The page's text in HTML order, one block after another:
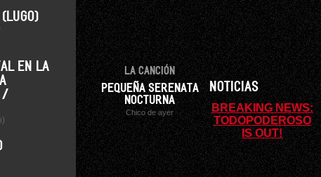
EN LA
/
LA CANCIÓN
PEQUEÑA SERENATA
NOCTURNA
Chico de ayer
NOTICIAS
BREAKING NEWS:
TODOPODEROSO
IS OUT!